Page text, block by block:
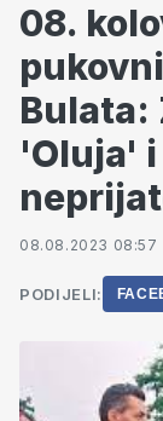
08.
Bulata:
'Oluja'
08.08.2023 08:57
PODIJELI: